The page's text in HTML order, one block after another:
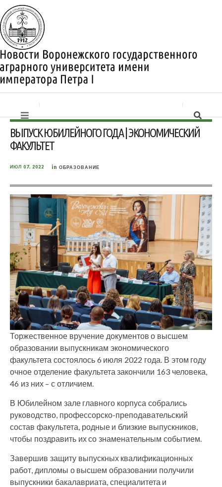
ВЫПУСК ЮБИЛЕЙНОГО ГОДА | ЭКОНОМИЧЕСКИЙ
ФАКУЛЬТЕТ
ИЮЛ 07, 2022 in ОБРАЗОВАНИЕ
Торжественное вручение документов о высшем
образовании выпускникам экономического
факультета состоялось 6 июля 2022 года. В этом году
очное отделение факультета закончили 163 человека,
46 из них – с отличием.
В Юбилейном зале главного корпуса собрались
руководство, профессорско-преподавательский
состав факультета, родные и близкие выпускников,
чтобы поздравить их со знаменательным событием.
Завершив защиту выпускных квалификационных
работ, дипломы о высшем образовании получили
выпускники бакалавриата, специалитета и